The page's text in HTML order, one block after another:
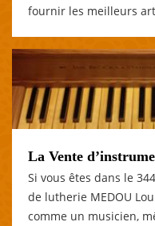
fournir les meilleurs
La Vente
Si vous êtes dans le
de lutherie MEDOU
comme un musicien,